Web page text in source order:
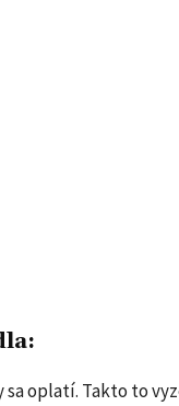
oplatí. Takto to